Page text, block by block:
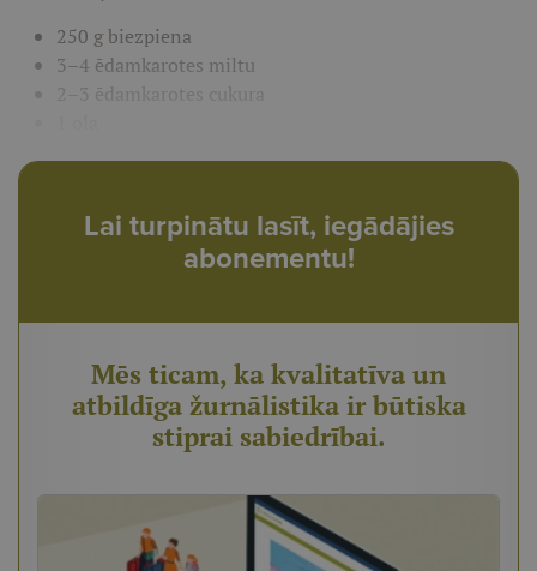
250 g biezpiena
3–4 ēdamkarotes miltu
2–3 ēdamkarotes cukura
Lai turpinātu lasīt, iegādājies
abonementu!
Mēs ticam, ka kvalitatīva un
atbildīga žurnālistika ir būtiska
stiprai sabiedrībai.